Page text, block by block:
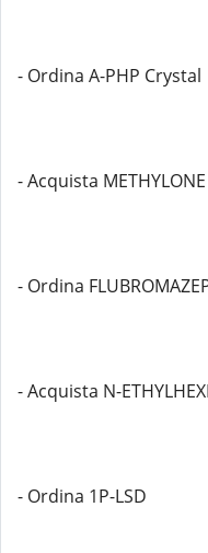
- Ordina A-PHP Crystal
- Acquista METHYLONE
- Ordina
- Acquista N-
- Ordina 1P-LSD